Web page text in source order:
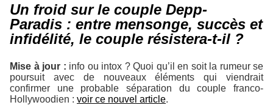
Un froid sur le couple Depp-
Paradis : entre mensonge, succès et
infidélité, le couple résistera-t-il ?
Mise à jour : info ou intox ? Quoi qu’il en soit la rumeur se
poursuit avec de nouveaux éléments qui viendrait
confirmer une probable séparation du couple franco-
Hollywoodien : voir ce nouvel article.